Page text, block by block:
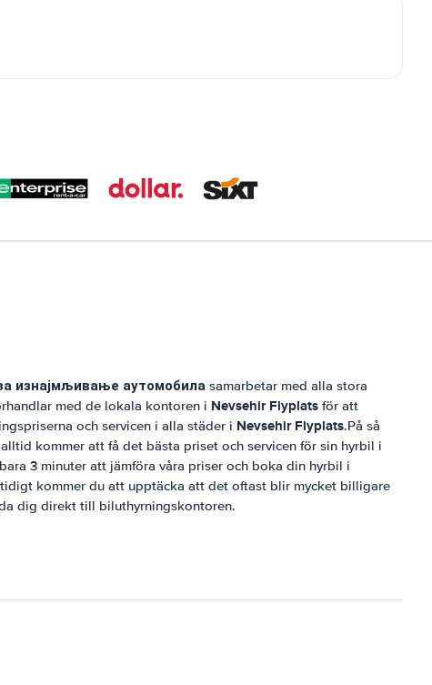
изнајмљивање аутомобила samarbetar med alla stora
med de lokala kontoren i Nevsehir Flyplats för att
och servicen i alla städer i Nevsehir Flyplats.På så
kommer att få det bästa priset och servicen för sin hyrbil i
3 minuter att jämföra våra priser och boka din hyrbil i
kommer du att upptäcka att det oftast blir mycket billigare
dig direkt till biluthyrningskontoren.